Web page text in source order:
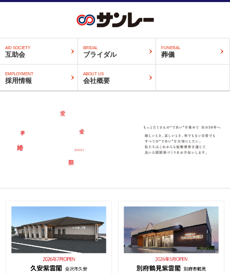
AID SOCIETY
互助会
BRIDAL
ブライダル
FUNERAL
葬儀
EMPLOYMENT
採用情報
ABOUT US
会社概要